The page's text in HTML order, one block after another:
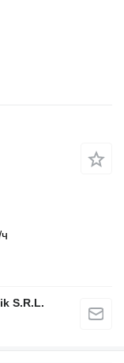
S.R.L.